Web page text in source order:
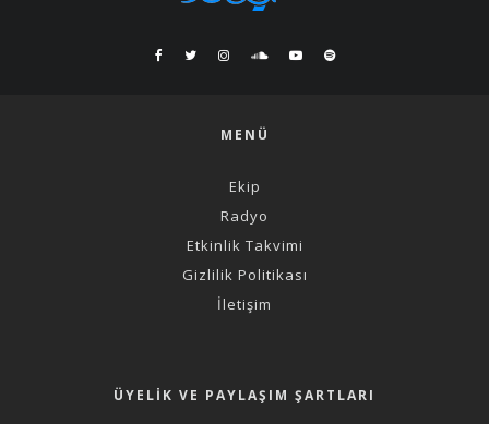
MENÜ
Ekip
Radyo
Etkinlik Takvimi
Gizlilik Politikası
İletişim
ÜYELIK VE PAYLAŞIM ŞARTLARI